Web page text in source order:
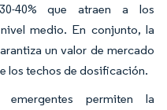
40% que atraen a los
medio. En conjunto, la
un valor de mercado
los techos de dosificación.
emergentes permiten la